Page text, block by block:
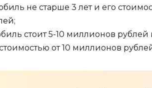
не старше 3 лет и его
стоит 5-10 миллионов рублей
от 10 миллионов